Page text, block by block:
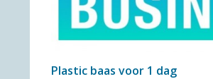
Plastic baas voor 1 dag